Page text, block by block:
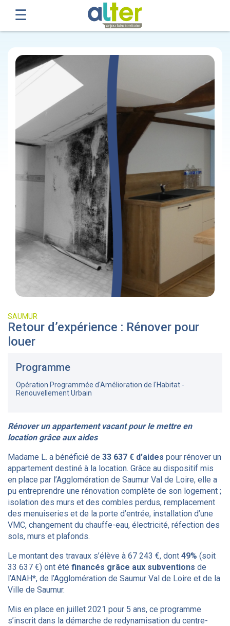
SAUMUR
Retour d’expérience : Rénover pour
louer
Programme
Opération Programmée d'Amélioration de l'Habitat -
Renouvellement Urbain
Rénover un appartement vacant pour le mettre en
location grâce aux aides
Madame L. a bénéficié de 33 637 € d’aides pour rénover un
appartement destiné à la location. Grâce au dispositif mis
en place par l’Agglomération de Saumur Val de Loire, elle a
pu entreprendre une rénovation complète de son logement ;
isolation des murs et des combles perdus, remplacement
des menuiseries et de la porte d’entrée, installation d’une
VMC, changement du chauffe-eau, électricité, réfection des
sols, murs et plafonds.
Le montant des travaux s’élève à 67 243 €, dont 49% (soit
33 637 €) ont été financés grâce aux subventions de
l’ANAH*, de l’Agglomération de Saumur Val de Loire et de la
Ville de Saumur.
Mis en place en juillet 2021 pour 5 ans, ce programme
s’inscrit dans la démarche de redynamisation du centre-